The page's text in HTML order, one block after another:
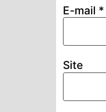
E-mail *
Site